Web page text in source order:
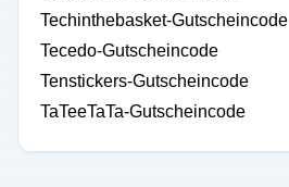
Techinthebasket-Gutscheincode
Tecedo-Gutscheincode
Tenstickers-Gutscheincode
TaTeeTaTa-Gutscheincode